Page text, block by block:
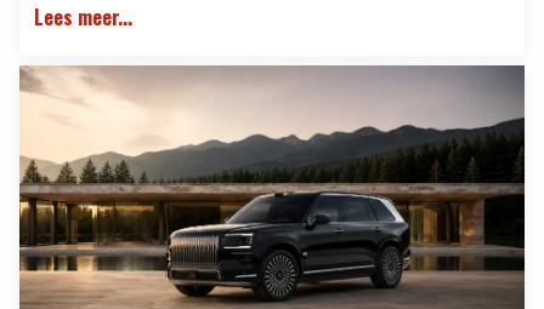
Lees meer...